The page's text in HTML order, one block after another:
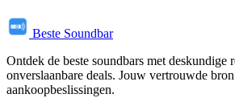
Beste Soundbar
Ontdek de beste soundbars met deskundige
onverslaanbare deals. Jouw vertrouwde
aankoopbeslissingen.